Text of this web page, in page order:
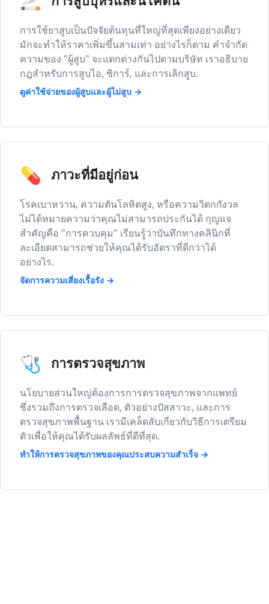
การใช้ยาสูบเป็นปัจจัยต้นทุนที่ใหญ่ที่สุดเพียงอย่างเดียว
มักจะทำให้ราคาเพิ่มขึ้นสามเท่า อย่างไรก็ตาม คำจำกัด
ความของ "ผู้สูบ" จะแตกต่างกันไปตามบริษัท เราอธิบาย
กฎสำหรับการสูบไอ, ซิการ์, และการเลิกสูบ.
ดูค่าใช้จ่ายของผู้สูบและผู้ไม่สูบ →
💊 ภาวะที่มีอยู่ก่อน
โรคเบาหวาน, ความดันโลหิตสูง, หรือความวิตกกังวล
ไม่ได้หมายความว่าคุณไม่สามารถประกันได้ กุญแจ
สำคัญคือ "การควบคุม" เรียนรู้ว่าบันทึกทางคลินิกที่
ละเอียดสามารถช่วยให้คุณได้รับอัตราที่ดีกว่าได้
อย่างไร.
จัดการความเสี่ยงเรื้อรัง →
🩺 การตรวจสุขภาพ
นโยบายส่วนใหญ่ต้องการการตรวจสุขภาพจากแพทย์
ซึ่งรวมถึงการตรวจเลือด, ตัวอย่างปัสสาวะ, และการ
ตรวจสุขภาพพื้นฐาน เรามีเคล็ดลับเกี่ยวกับวิธีการเตรียม
ตัวเพื่อให้คุณได้รับผลลัพธ์ที่ดีที่สุด.
ทำให้การตรวจสุขภาพของคุณประสบความสำเร็จ →